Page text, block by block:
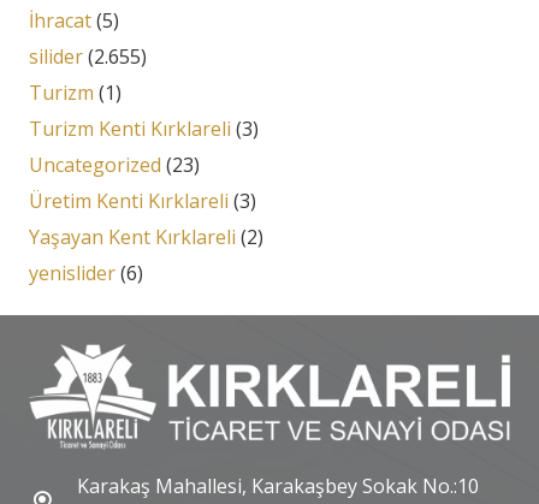
İhracat(5)
silider(2.655)
Turizm (1)
Turizm Kenti Kırklareli (3)
Uncategorized (23)
Üretim Kenti Kırklareli (3)
Yaşayan Kent Kırklareli (2)
yenislider(6)
Karakaş Mahallesi, Karakaşbey Sokak No.:10